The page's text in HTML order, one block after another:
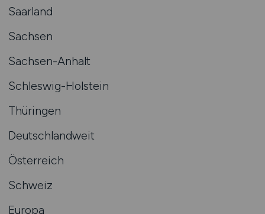
Saarland
Sachsen
Sachsen-Anhalt
Schleswig-Holstein
Thüringen
Deutschlandweit
Österreich
Schweiz
Europa